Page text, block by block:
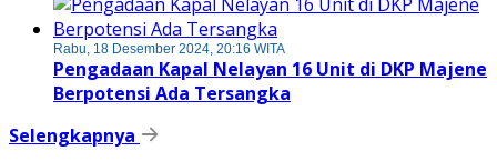
Rabu, 18 Desember 2024, 20:16 WITA
Pengadaan Kapal Nelayan 16 Unit di DKP Majene
Berpotensi Ada Tersangka
Selengkapnya